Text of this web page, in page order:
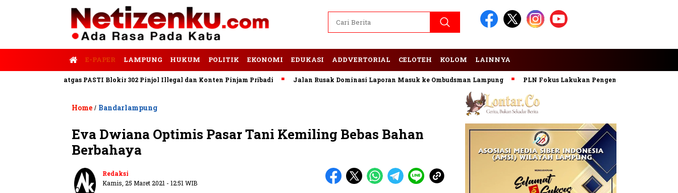
E-PAPER LAMPUNG HUKUM POLITIK EKONOMI EDUKASI ADDVERTORIAL CELOTEH KOLOM LAINNYA
Satgas PASTI Blokir 302 Pinjol Illegal dan Konten Pinjam Pribadi Jalan Rusak Dominasi Laporan Masuk ke Ombudsman Lampung PLN Fokus Lakukan Pengembangan Pembangkit EBT
Home / Bandarlampung
Eva Dwiana Optimis Pasar Tani Kemiling Bebas Bahan
Berbahaya
Redaksi
Kamis, 25 Maret 2021 - 12:51 WIB